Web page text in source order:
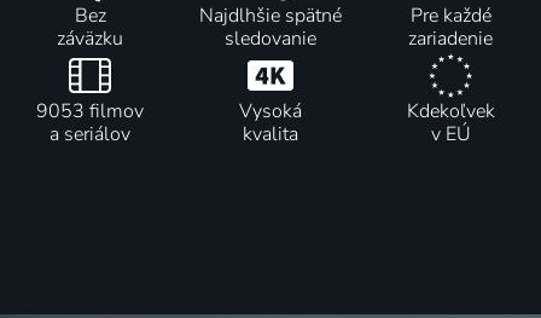
Bez
záväzku
Najdlhšie spätné
sledovanie
Pre každé
zariadenie
9053 filmov
a seriálov
Vysoká
kvalita
Kdekoľvek
v EÚ